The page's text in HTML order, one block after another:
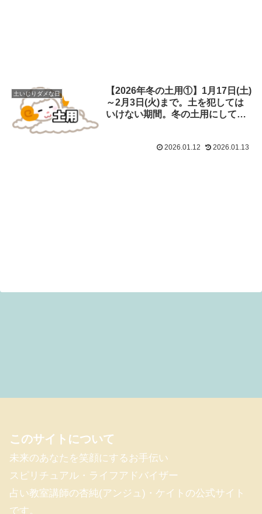
土いじりダメな日
【2026年冬の土用①】1月17日(土)
～2月3日(火)まで。土を犯しては
いけない期間。冬の土用にしては
2026.01.12 2026.01.13
このサイトについて
未来のあなたを笑顔にするお手伝い
スピリチュアル・ライフアドバイザー
占い教室講師の杏純(アンジュ)・ケイトの公式サイト
です。